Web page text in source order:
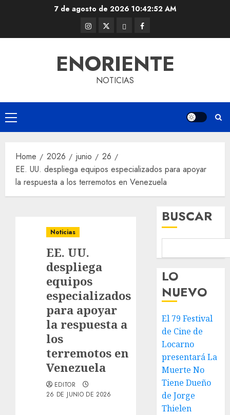
7 de agosto de 2026 10:42:53 AM
Instagram
@EnOriente
Twitter
(X)
ThreadsFacebook
ENORIENTE
NOTICIAS
Primary
Menu
Home 2026 junio
26
EE. UU. despliega equipos especializados para apoyar
la respuesta a los terremotos en Venezuela
Noticias
EE. UU.
despliega
equipos
especializados
para apoyar
la respuesta a
los
terremotos en
Venezuela
EDITOR
26 DE JUNIO DE 2026
BUSCAR
LO
NUEVO
El 79 Festival
de Cine de
Locarno
presentará La
Muerte No
Tiene Dueño
de Jorge
Thielen